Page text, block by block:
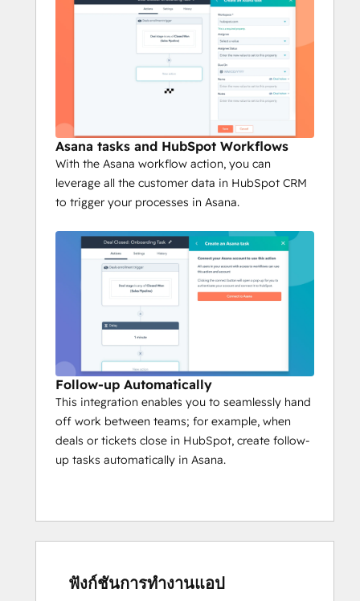
Asana tasks and HubSpot Workflows
With the Asana workflow action, you can
leverage all the customer data in HubSpot CRM
to trigger your processes in Asana.
Follow-up Automatically
This integration enables you to seamlessly hand
off work between teams; for example, when
deals or tickets close in HubSpot, create follow-
up tasks automatically in Asana.
ฟังก์ชันการทำงานแอป